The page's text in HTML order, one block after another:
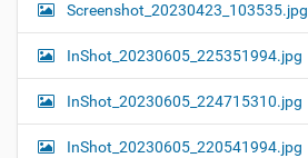
Screenshot_20230423_103535.jpg
InShot_20230605_225351994.jpg
InShot_20230605_224715310.jpg
InShot_20230605_220541994.jpg